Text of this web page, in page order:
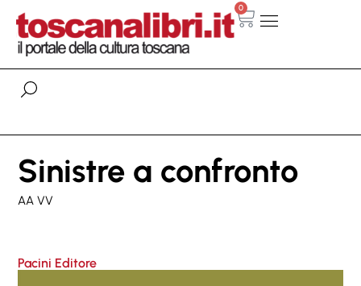
0
Sinistre a confronto
AA VV
Pacini Editore